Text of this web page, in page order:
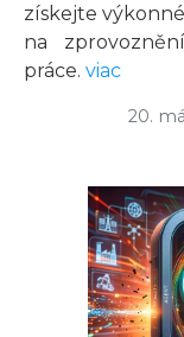
získejte
na
práce. viac
20.